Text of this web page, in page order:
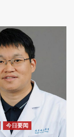
今日要闻